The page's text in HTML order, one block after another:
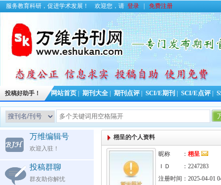
服务教育科研，促进学术发展！ 欢迎您，请 登录 免费注册
投稿好助手！ 网站首页 期刊大全 期刊点评 SCI/E期刊 SCI/E点评
万维编辑号
欢迎入驻！
投稿群聊
群友助你解忧
栩呈的个人资料
昵称 ： 栩呈
ＩＤ ：2247283
注册时间：2025-04-01